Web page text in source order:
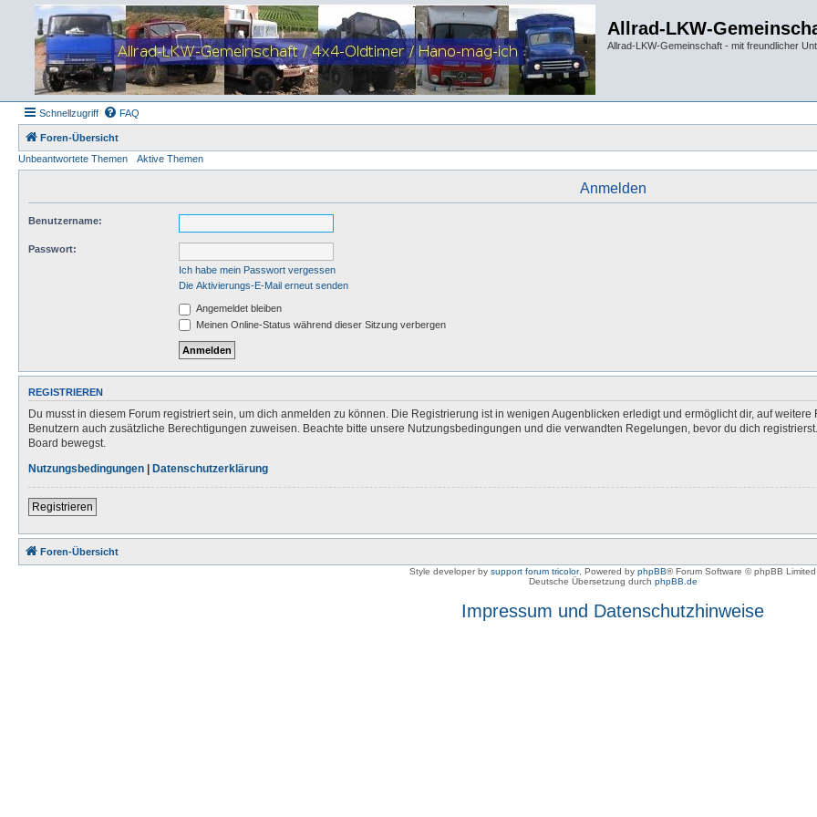
Allrad-LKW-
Allrad-LKW-Gemeinschaft - mit freundlicher
Schnellzugriff FAQ
Foren-Übersicht
Unbeantwortete Themen
Aktive Themen
Anmelden
Benutzername:
Passwort:
Ich habe mein Passwort vergessen
Die Aktivierungs-E-Mail erneut senden
Angemeldet bleiben
Meinen Online-Status während dieser Sitzung verbergen
REGISTRIEREN
Du musst in diesem Forum registriert sein, um dich anmelden zu können. Die Registrierung ist in wenigen Augenblicken erledigt und ermöglicht dir, auf
Benutzern auch zusätzliche Berechtigungen zuweisen. Beachte bitte unsere Nutzungsbedingungen und die verwandten Regelungen, bevor du dich
Board bewegst.
Nutzungsbedingungen | Datenschutzerklärung
Registrieren
Foren-Übersicht
Style developer by support forum tricolor, Powered by phpBB® Forum Software © phpBB Limited
Deutsche Übersetzung durch phpBB.de
Impressum und Datenschutzhinweise